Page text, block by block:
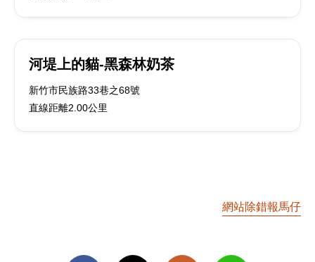
河堤上的貓-黑森林奶茶
新竹市民族路33巷之68號
直線距離2.00公里
網站除錯報馬仔